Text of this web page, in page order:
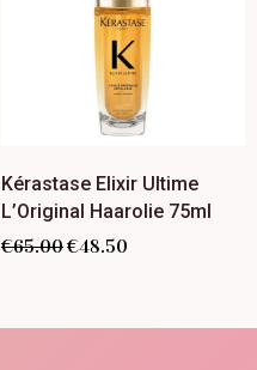
Kérastase Elixir Ultime
L’Original Haarolie 75ml
€65.00€48.50